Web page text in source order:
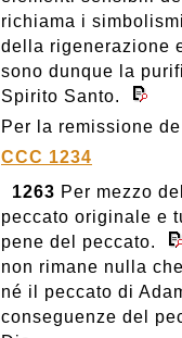
richiama i
della rigenerazione
sono dunque la
Spirito Santo.
Per la remissione
CCC 1234
1263 Per mezzo
peccato originale e
pene del peccato.
non rimane nulla
né il peccato di
conseguenze del